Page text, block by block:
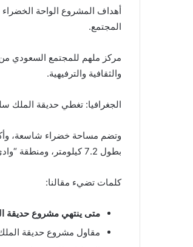
أهداف المشروع الواحة
المجتمع.
مركز ملهم للمجتمع السعودي من
والثقافية والترفيهية.
الجغرافيا: تغطي حديقة الملك سلمان مساحة تزيد عن 16
بطول 7.2 كيلومتر، ومنطقة “وادي” في وسط الحديقة.
كلمات تضيء مقالنا:
متى ينتهي مشروع حديقة
مقاول مشروع حديقة